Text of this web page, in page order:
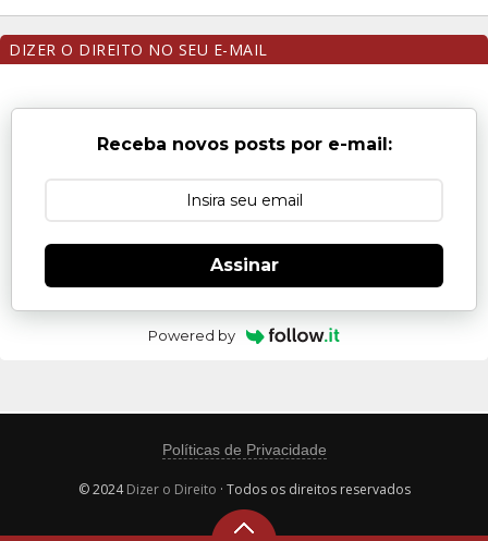
DIZER O DIREITO NO SEU E-MAIL
Receba novos posts por e-mail:
Assinar
Powered by
Políticas de Privacidade
© 2024Dizer o Direito · Todos os direitos reservados